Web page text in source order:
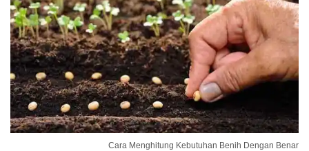
Cara Menghitung Kebutuhan Benih Dengan Benar